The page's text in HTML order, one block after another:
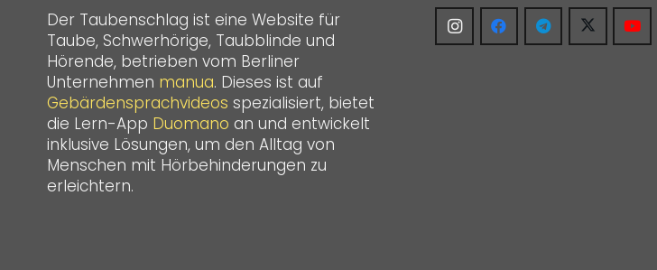
Der Taubenschlag ist eine Website für
Taube, Schwerhörige, Taubblinde und
Hörende, betrieben vom Berliner
Unternehmen manua. Dieses ist auf
Gebärdensprachvideos spezialisiert, bietet
die Lern-App Duomano an und entwickelt
inklusive Lösungen, um den Alltag von
Menschen mit Hörbehinderungen zu
erleichtern.